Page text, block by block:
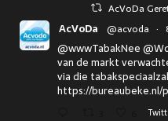
AcVoDa
AcVoDa @acvoda ·
@wwwTabakNee
van de markt
via die
https://